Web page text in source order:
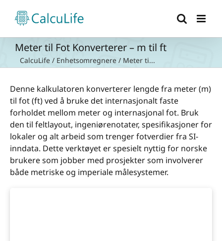
content
Meter til Fot Konverterer – m til ft
CalcuLife / Enhetsomregnere / Meter ti...
Denne kalkulatoren konverterer lengde fra meter (m)
til fot (ft) ved å bruke det internasjonalt faste
forholdet mellom meter og internasjonal fot. Bruk
den til feltlayout, ingeniørenotater, spesifikasjoner for
lokaler og alt arbeid som trenger fotverdier fra SI-
inndata. Dette verktøyet er spesielt nyttig for norske
brukere som jobber med prosjekter som involverer
både metriske og imperiale målesystemer.